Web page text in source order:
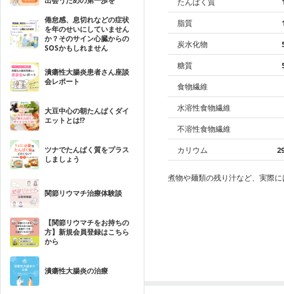
倦怠感、息切れなどの症状
を年のせいにしていません
か？そのサイン心臓からの
SOSかもしれません
潰瘍性大腸炎患者さん座談
会レポート
大豆中心の朝たんぱくダイ
エットとは!?
ツナでたんぱく質をプラス
しましょう
関節リウマチ治療体験談
【関節リウマチをお持ちの
方】新規会員登録はこちら
から
潰瘍性大腸炎の治療
脂質
炭水化物
糖質
食物繊維
水溶性食物繊維
不溶性食物繊維
カリウム
煮物や麺類の残り汁など、実際